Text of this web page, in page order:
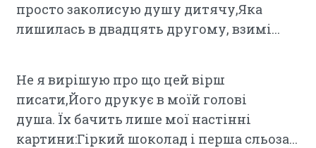
просто заколисую душу дитячу,Яка
лишилась в двадцять другому, взимі...
Не я вирішую про що цей вірш
писати,Його друкує в моїй голові
душа. Їх бачить лише мої настінні
картини:Гіркий шоколад і перша сльоза...